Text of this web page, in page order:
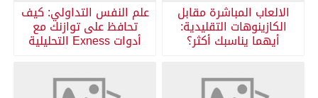
الالعاب المباشرة مقابل
الكازينوهات التقليدية:
أيهما يناسبك أكثر؟
علم النفس التداولي: كيف
تحافظ على توازنك مع
أدوات Exness التحليلية